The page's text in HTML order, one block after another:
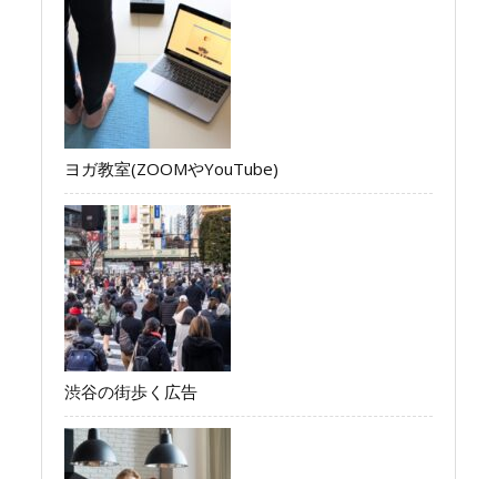
ヨガ教室(ZOOMやYouTube)
渋谷の街歩く広告